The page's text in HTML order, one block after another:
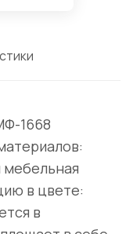
1668
мебельная
в цвете:
в